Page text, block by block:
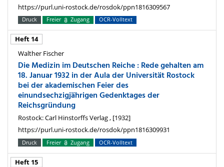
https://purl.uni-rostock.de/rosdok/ppn1816309567
Druck Freier Zugang OCR-Volltext
Heft 14
Walther Fischer
Die Medizin im Deutschen Reiche : Rede gehalten am
18. Januar 1932 in der Aula der Universität Rostock
bei der akademischen Feier des
einundsechzigjährigen Gedenktages der
Reichsgründung
Rostock: Carl Hinstorffs Verlag , [1932]
https://purl.uni-rostock.de/rosdok/ppn1816309931
Druck Freier Zugang OCR-Volltext
Heft 15